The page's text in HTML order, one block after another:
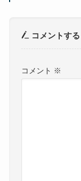
コメントする
コメント ※